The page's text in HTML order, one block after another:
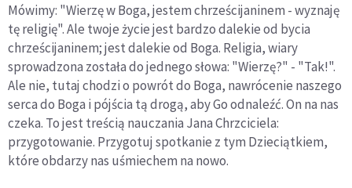
Mówimy: "Wierzę w Boga, jestem chrześcijaninem - wyznaję
tę religię". Ale twoje życie jest bardzo dalekie od bycia
chrześcijaninem; jest dalekie od Boga. Religia, wiary
sprowadzona została do jednego słowa: "Wierzę?" - "Tak!".
Ale nie, tutaj chodzi o powrót do Boga, nawrócenie naszego
serca do Boga i pójścia tą drogą, aby Go odnaleźć. On na nas
czeka. To jest treścią nauczania Jana Chrzciciela:
przygotowanie. Przygotuj spotkanie z tym Dzieciątkiem,
które obdarzy nas uśmiechem na nowo.